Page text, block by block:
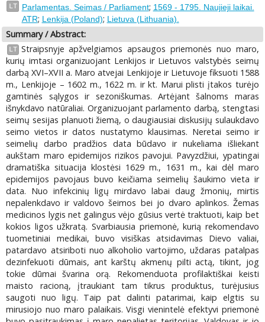
LT Parlamentas. Seimas / Parliament; 1569 - 1795. Naujieji laikai.
ATR; Lenkija (Poland); Lietuva (Lithuania).
Summary / Abstract:
LT Straipsnyje apžvelgiamos apsaugos priemonės nuo maro,
kurių imtasi organizuojant Lenkijos ir Lietuvos valstybės seimų
darbą XVI–XVII a. Maro atvejai Lenkijoje ir Lietuvoje fiksuoti 1588
m., Lenkijoje – 1602 m., 1622 m. ir kt. Marui plisti įtakos turėjo
gamtinės sąlygos ir sezoniškumas. Artėjant šalnoms maras
išnykdavo natūraliai. Organizuojant parlamento darbą, stengtasi
seimų sesijas planuoti žiemą, o daugiausiai diskusijų sulaukdavo
seimo vietos ir datos nustatymo klausimas. Neretai seimo ir
seimelių darbo pradžios data būdavo ir nukeliama išliekant
aukštam maro epidemijos rizikos pavojui. Pavyzdžiui, ypatingai
dramatiška situacija klostėsi 1629 m., 1631 m., kai dėl maro
epidemijos pavojaus buvo keičiama seimelių šaukimo vieta ir
data. Nuo infekcinių ligų mirdavo labai daug žmonių, mirtis
nepalenkdavo ir valdovo šeimos bei jo dvaro aplinkos. Žemas
medicinos lygis net galingus vėjo gūsius vertė traktuoti, kaip bet
kokios ligos užkratą. Svarbiausia priemonė, kurią rekomendavo
tuometiniai medikai, buvo visiškas atsidavimas Dievo valiai,
patardavo atsiriboti nuo alkoholio vartojimo, uždaras patalpas
dezinfekuoti dūmais, ant karštų akmenų pilti actą, tikint, jog
tokie dūmai švarina orą. Rekomenduota profilaktiškai keisti
maisto racioną, įtraukiant tam tikrus produktus, turėjusius
saugoti nuo ligų. Taip pat dalinti patarimai, kaip elgtis su
mirusiojo nuo maro palaikais. Visgi vienintelė efektyvi priemonė